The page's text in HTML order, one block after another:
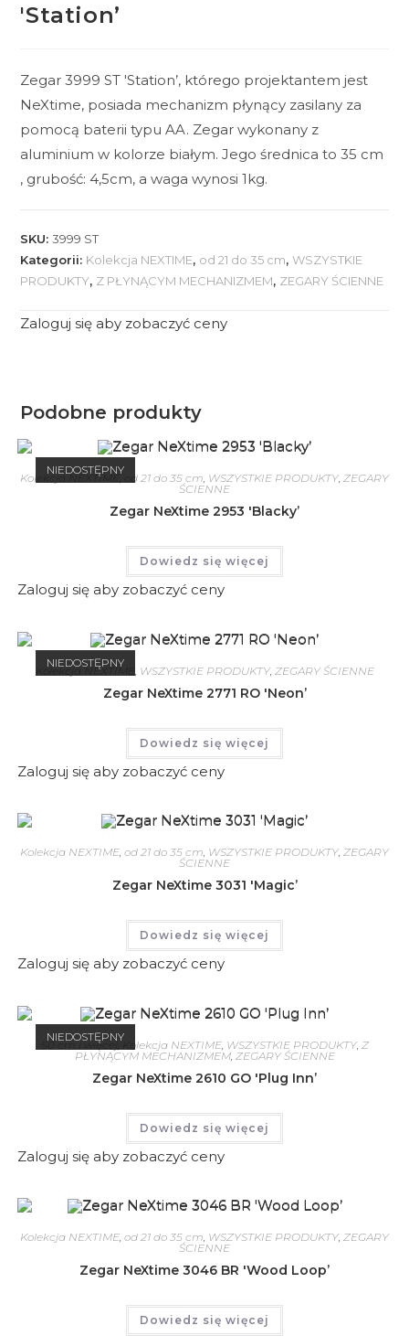
'Station’
Zegar 3999 ST 'Station’, którego projektantem jest
NeXtime, posiada mechanizm płynący zasilany za
pomocą baterii typu AA. Zegar wykonany z
aluminium w kolorze białym. Jego średnica to 35 cm
, grubość: 4,5cm, a waga wynosi 1kg.
SKU:3999 ST
Kategorii: Kolekcja NEXTIME, od 21 do 35 cm,WSZYSTKIE
PRODUKTY, Z PŁYNĄCYM MECHANIZMEM, ZEGARY ŚCIENNE
Zaloguj się aby zobaczyć ceny
Podobne produkty
NIEDOSTĘPNY
Kolekcja NEXTIME , od 21 do 35 cm, WSZYSTKIE PRODUKTY, ZEGARY
ŚCIENNE
Zegar NeXtime 2953 'Blacky’
Dowiedz się więcej
Zaloguj się aby zobaczyć ceny
NIEDOSTĘPNY
Kolekcja NEXTIME WSZYSTKIE PRODUKTY, ZEGARY ŚCIENNE
Zegar NeXtime 2771 RO 'Neon’
Dowiedz się więcej
Zaloguj się aby zobaczyć ceny
Kolekcja NEXTIME, od 21 do 35 cm, WSZYSTKIE PRODUKTY, ZEGARY
ŚCIENNE
Zegar NeXtime 3031 'Magic’
Dowiedz się więcej
Zaloguj się aby zobaczyć ceny
NIEDOSTĘPNY
50 cm i więcej , Kolekcja NEXTIME, WSZYSTKIE PRODUKTY, Z
PŁYNĄCYM MECHANIZMEM, ZEGARY ŚCIENNE
Zegar NeXtime 2610 GO 'Plug Inn’
Dowiedz się więcej
Zaloguj się aby zobaczyć ceny
Kolekcja NEXTIME, od 21 do 35 cm, WSZYSTKIE PRODUKTY, ZEGARY
ŚCIENNE
Zegar NeXtime 3046 BR 'Wood Loop’
Dowiedz się więcej